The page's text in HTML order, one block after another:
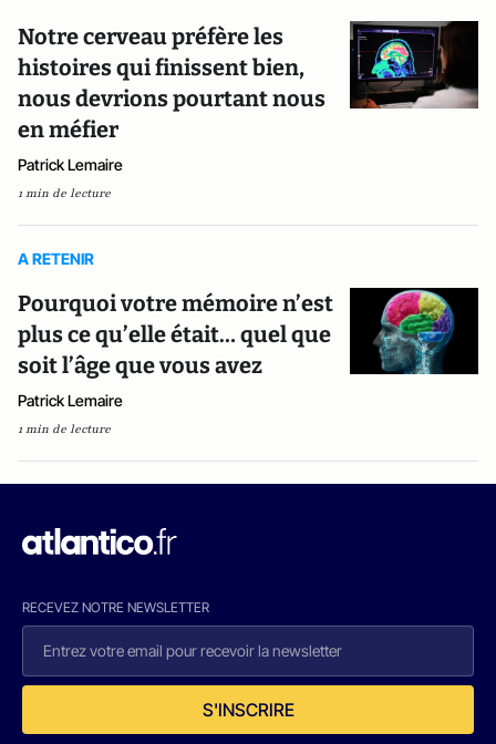
Notre cerveau préfère les
histoires qui finissent bien,
nous devrions pourtant nous
en méfier
Patrick Lemaire
1 min de lecture
A RETENIR
Pourquoi votre mémoire n’est
plus ce qu’elle était… quel que
soit l’âge que vous avez
Patrick Lemaire
1 min de lecture
RECEVEZ NOTRE NEWSLETTER
S'INSCRIRE